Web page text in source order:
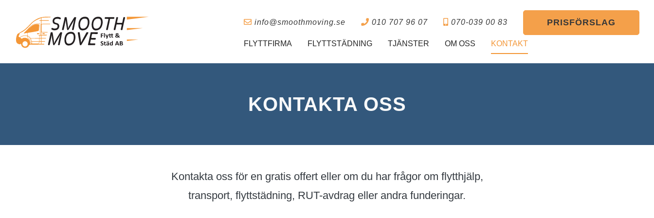
info@smoothmoving.se 010 707 96 07 070-039 00 83 PRISFÖRSLAG
FLYTTFIRMA FLYTTSTÄDNING TJÄNSTER OM OSS KONTAKT
KONTAKTA OSS
Kontakta oss för en gratis offert eller om du har frågor om flytthjälp,
transport, flyttstädning, RUT-avdrag eller andra funderingar.